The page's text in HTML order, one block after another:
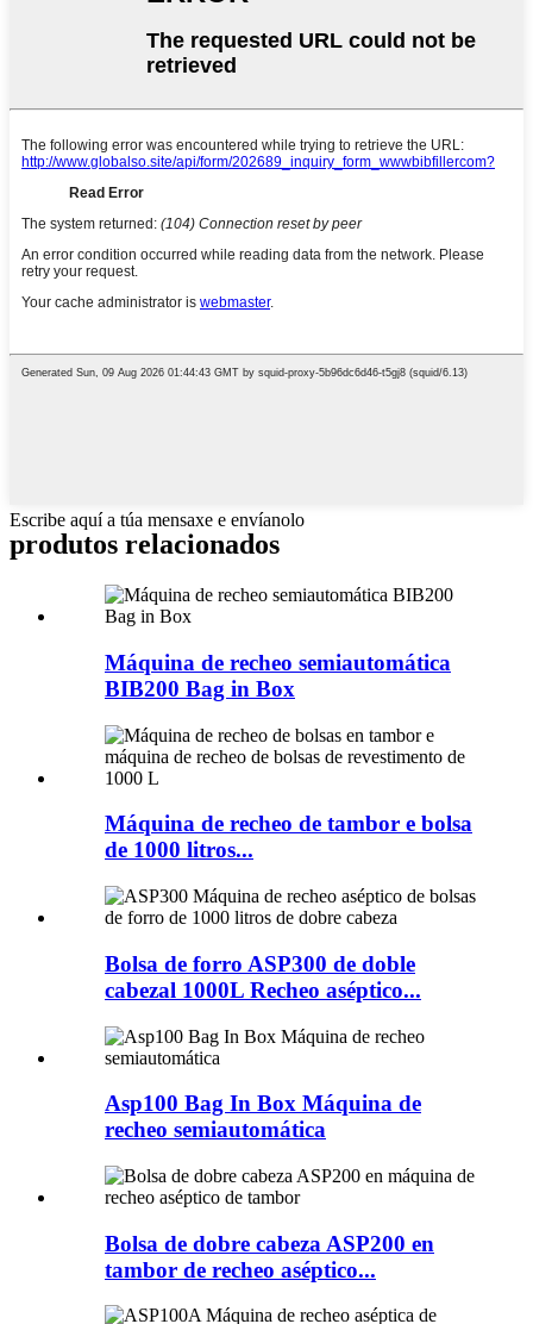
Escribe aquí a túa mensaxe e envíanolo
produtos relacionados
Máquina de recheo semiautomática
BIB200 Bag in Box
Máquina de recheo de tambor e bolsa
de 1000 litros...
Bolsa de forro ASP300 de doble
cabezal 1000L Recheo aséptico...
Asp100 Bag In Box Máquina de
recheo semiautomática
Bolsa de dobre cabeza ASP200 en
tambor de recheo aséptico...